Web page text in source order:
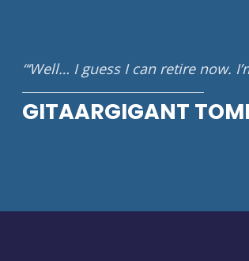
‘Well… I guess I can retire now.
GITAARGIGANT